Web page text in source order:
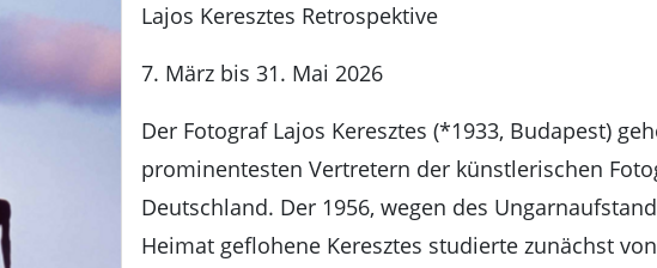
KunstKulturQuartier
Lajos Keresztes Retrospektive
7. März bis 31. Mai 2026
Der Fotograf Lajos Keresztes (*1933, Budapest)
prominentesten Vertretern der künstlerischen
Deutschland. Der 1956, wegen des
Heimat geflohene Keresztes studierte zunächst